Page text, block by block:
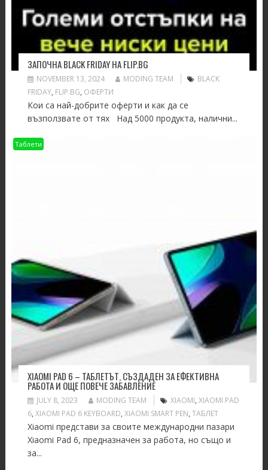
ЗАПОЧНА BLACK FRIDAY НА FLIP.BG
NOVEMBER 13, 2024 MODING TEAM
BLACK
FRIDAY, FLIP.BG, ОФЕРТИ
Кои са най-добрите оферти и как да се
възползвате от тях Над 5000 продукта, налични...
Таблети
XIAOMI PAD 6 – ТАБЛЕТЪТ, СЪЗДАДЕН ЗА ЕФЕКТИВНА
РАБОТА И ОЩЕ ПОВЕЧЕ ЗАБАВЛЕНИЕ
JULY 8, 2023 MODING TEAM XIAOMI, XIAOMI PAD
6, XIAOMI PAD 6 KEYBOARD, XIAOMI SMART PEN, ТАБЛЕТ
Xiaomi представи за своите международни пазари
Xiaomi Pad 6, предназначен за работа, но също и
за...